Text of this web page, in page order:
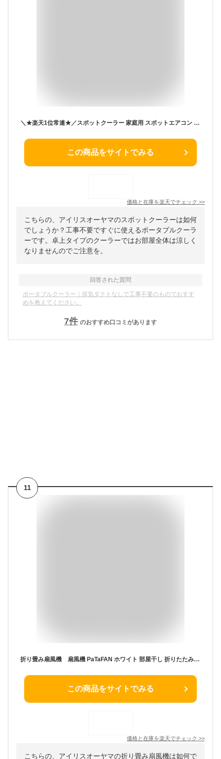
＼★楽天1位常連★／スポットクーラー 家庭用 スポットエアコン アイリスオーヤマ ポータブルクーラー ポータブルエアコン エアコン クーラー 4.5〜7畳対応 工事不要 冷風 送風 除湿 梅雨対策 窓パネル付き キャスター付き エアウィル airwill IPP-2226U IPP-2226S *
この商品をサイトでみる
価格と在庫を楽天でチェック >>
こちらの、アイリスオーヤマのスポットクーラーは如何
でしょうか？工事不要ですぐに使えるポータブルクーラ
ーです。卓上タイプのクーラーではお部屋全体は涼しく
なりませんのでご注意を。
回答された質問
ポータブルクーラー｜排気ダクトなしで工事不要のものでおすす
めを教えてください。
7件 のおすすめ口コミがあります
11
折り畳み扇風機 扇風機 PaTaFAN ホワイト 部屋干し 折りたたみ扇風機PaTaFAN CFDC705折りたたみ 扇風機 DC パタパタ PaTaFAN PaTa 部屋干し 自由自在 省エネ 効率 株式会社シイーネット ホワイト グレー【夏最大フェス】
この商品をサイトでみる
価格と在庫を楽天でチェック >>
こちらの、アイリスオーヤマの折り畳み扇風機は如何で